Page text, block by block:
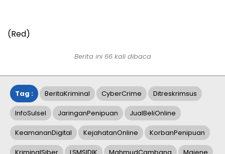
(Red)
Berita ini 66kali dibaca
Tag : BeritaKriminal CyberCrime Ditreskrimsus
InfoSulsel JaringanPenipuan JualBeliOnline
KeamananDigital KejahatanOnline KorbanPenipuan